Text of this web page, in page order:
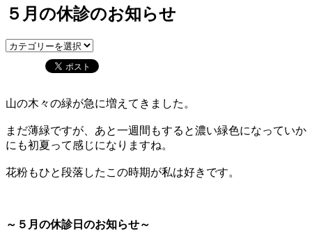
５月の休診のお知らせ
山の木々の緑が急に増えてきました。
まだ薄緑ですが、あと一週間もすると濃い緑色になっていか
にも初夏って感じになりますね。
花粉もひと段落したこの時期が私は好きです。
～５月の休診日のお知らせ～